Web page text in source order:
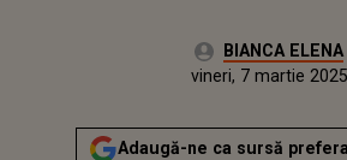
Autor:BIANCA ELENA
Publicat:
vineri, 7 martie 2025
Adaugă-ne ca sursă